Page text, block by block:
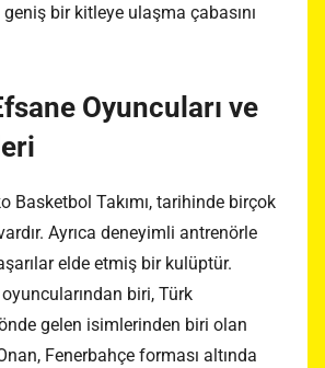
bir kitleye ulaşma çabasını
Oyuncuları ve
Basketbol Takımı, tarihinde birçok
Ayrıca deneyimli antrenörle
elde etmiş bir kulüptür.
biri, Türk
gelen isimlerinden biri olan
Fenerbahçe forması altında